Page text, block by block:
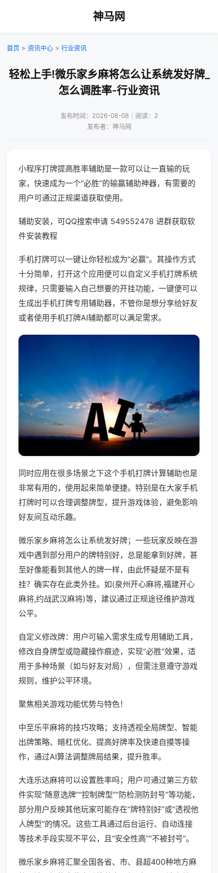
神马网
首页 > 资讯中心 > 行业资讯
轻松上手!微乐家乡麻将怎么让系统发好牌_
怎么调胜率-行业资讯
发布时间：2026-08-08｜阅读：2
发布者：神马网
小程序打牌提高胜率辅助是一款可以让一直输的玩
家，快速成为一个“必胜”的输赢辅助神器，有需要的
用户可通过正规渠道获取使用。
辅助安装，可QQ搜索申请 549552478 进群获取软
件安装教程
手机打牌可以一键让你轻松成为“必赢”。其操作方式
十分简单，打开这个应用便可以自定义手机打牌系统
规律，只需要输入自己想要的开挂功能，一键便可以
生成出手机打牌专用辅助器，不管你是想分享给好友
或者使用手机打牌AI辅助都可以满足需求。
同时应用在很多场景之下这个手机打牌计算辅助也是
非常有用的，使用起来简单便捷。特别是在大家手机
打牌时可以合理调整牌型，提升游戏体验，避免影响
好友间互动乐趣。
微乐家乡麻将怎么让系统发好牌；一些玩家反映在游
戏中遇到部分用户的牌特别好，总是能拿到好牌，甚
至好像能看到其他人的牌一样，由此怀疑是不是有
挂？确实存在此类外挂。如(泉州开心麻将,福建开心
麻将,约战武汉麻将)等，建议通过正规途径维护游戏
公平。
自定义修改牌：用户可输入需求生成专用辅助工具，
修改自身牌型或隐藏操作痕迹，实现“必胜”效果，适
用于多种场景（如与好友对局），但需注意遵守游戏
规则，维护公平环境。
聚焦相关游戏功能优势与特色！
中至乐平麻将的技巧攻略；支持透视全局牌型、智能
出牌策略、暗杠优化、提高好牌率及快速自摸等操
作，通过AI算法调整牌局结果，提升胜率。
大连乐达麻将可以设置胜率吗；用户可通过第三方软
件实现“随意选牌”“控制牌型”“防检测防封号”等功能，
部分用户反映其他玩家可能存在“牌特别好”或“透视他
人牌型”的情况。这些工具通过后台运行、自动连接
等技术手段实现不平公，且“安全性高”“不被封号”。
微乐家乡麻将汇聚全国各省、市、县超400种地方麻